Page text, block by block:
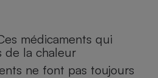
médicaments qui
de la chaleur
ne font pas toujours